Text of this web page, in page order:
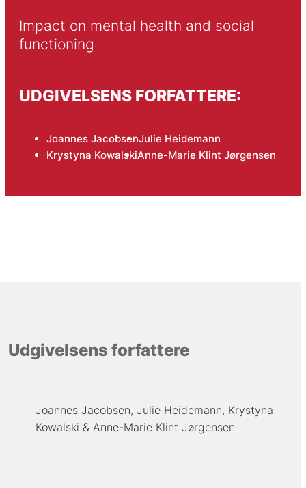
Impact on mental health and social
functioning
UDGIVELSENS FORFATTERE:
Joannes JacobsenJulie Heidemann
Krystyna KowalskiAnne-Marie Klint Jørgensen
Udgivelsens forfattere
Joannes Jacobsen Julie Heidemann Krystyna
Kowalski
Anne-Marie Klint Jørgensen